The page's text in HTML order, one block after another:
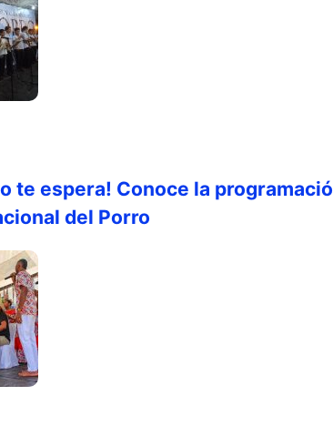
te espera! Conoce la
del Porro